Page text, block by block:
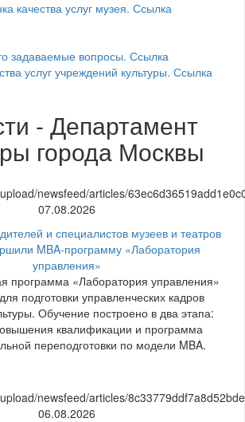
- Департамент
города Москвы
07.08.2026
и специалистов музеев и театров
MBA-программу «Лаборатория
управления»
программа «Лаборатория управления»
подготовки управленческих кадров
Обучение построено в два этапа:
квалификации и программа
переподготовки по модели MBA.
06.08.2026